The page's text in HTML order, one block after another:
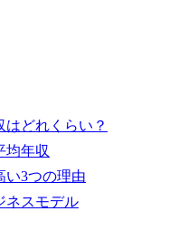
どれくらい？
均年収
い3つの理由
ネスモデル